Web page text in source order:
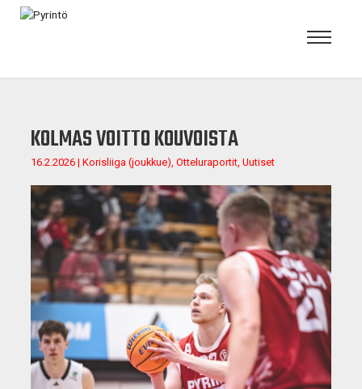
KOLMAS VOITTO KOUVOISTA
16.2.2026 | Korisliiga (joukkue), Otteluraportit, Uutiset